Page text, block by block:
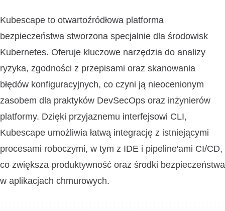
Kubescape to otwartoźródłowa platforma
bezpieczeństwa stworzona specjalnie dla środowisk
Kubernetes. Oferuje kluczowe narzędzia do analizy
ryzyka, zgodności z przepisami oraz skanowania
błędów konfiguracyjnych, co czyni ją nieocenionym
zasobem dla praktyków DevSecOps oraz inżynierów
platformy. Dzięki przyjaznemu interfejsowi CLI,
Kubescape umożliwia łatwą integrację z istniejącymi
procesami roboczymi, w tym z IDE i pipeline'ami CI/CD,
co zwiększa produktywność oraz środki bezpieczeństwa
w aplikacjach chmurowych.